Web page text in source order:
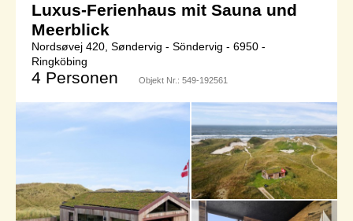
Luxus-Ferienhaus mit Sauna und
Meerblick
Nordsøvej 420, Søndervig - Söndervig - 6950 -
Ringköbing
4 Personen Objekt Nr.: 549-192561